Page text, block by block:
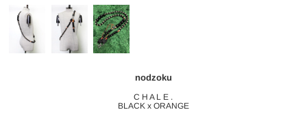
nodzoku
C H A L E .
BLACK x ORANGE